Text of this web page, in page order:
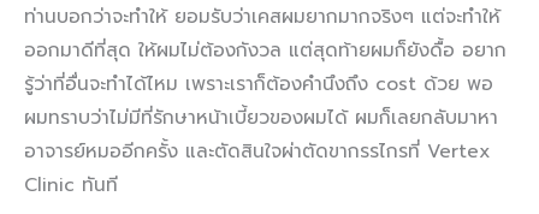
ท่านบอกว่าจะทำให้ ยอมรับว่าเคสผมยากมากจริงๆ แต่จะทำให้
ออกมาดีที่สุด ให้ผมไม่ต้องกังวล แต่สุดท้ายผมก็ยังดื้อ อยาก
รู้ว่าที่อื่นจะทำได้ไหม เพราะเราก็ต้องคำนึงถึง cost ด้วย พอ
ผมทราบว่าไม่มีที่รักษาหน้าเบี้ยวของผมได้ ผมก็เลยกลับมาหา
อาจารย์หมออีกครั้ง และตัดสินใจผ่าตัดขากรรไกรที่ Vertex
Clinic ทันที